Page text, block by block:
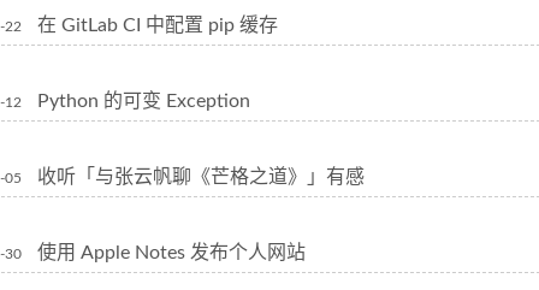
22 在 GitLab CI 中配置 pip 缓存
12 Python 的可变 Exception
05 收听「与张云帆聊《芒格之道》」有感
30 使用 Apple Notes 发布个人网站